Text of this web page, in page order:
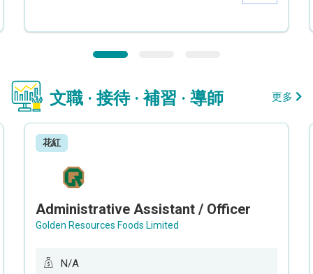
文職 · 接待 · 補習 · 導師 更多
花紅
Administrative Assistant / Officer
Golden Resources Foods Limited
N/A